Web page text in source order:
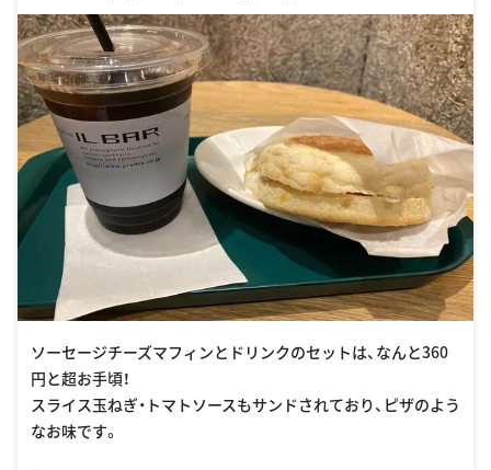
shopid=PR00009531&prefcode=&freewordtext=&pageno=
22&service=&shopstyle=
ソーセージチーズマフィンとドリンクのセットは、なんと360
円と超お手頃！
スライス玉ねぎ・トマトソースもサンドされており、ピザのよう
なお味です。